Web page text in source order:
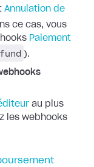
Annulation de
ce cas, vous
Paiement
).
au plus
les webhooks